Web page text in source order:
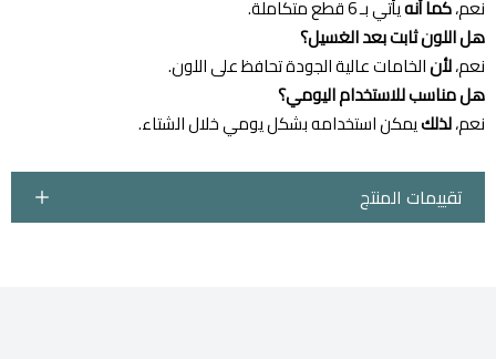
نعم،كما أنهيأتي بـ 6 قطع متكاملة.
هل اللون ثابت بعد الغسيل؟
نعم،لأنالخامات عالية الجودة تحافظ على اللون.
هل مناسب للاستخدام اليومي؟
نعم،لذلكيمكن استخدامه بشكل يومي خلال الشتاء.
تقييمات المنتج